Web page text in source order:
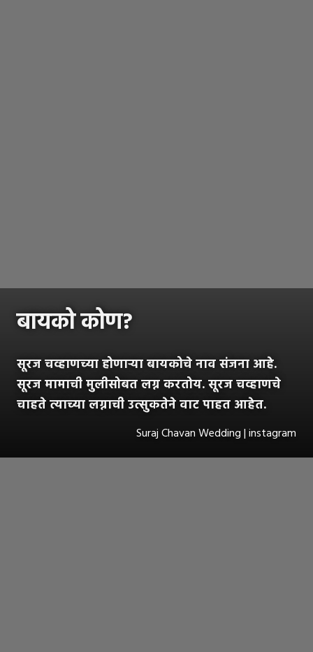
बायको कोण?
सूरज चव्हाणच्या होणाऱ्या बायकोचे नाव संजना आहे.
सूरज मामाची मुलीसोबत लग्न करतोय. सूरज चव्हाणचे
चाहते त्याच्या लग्नाची उत्सुकतेने वाट पाहत आहेत.
Suraj Chavan Wedding | instagram